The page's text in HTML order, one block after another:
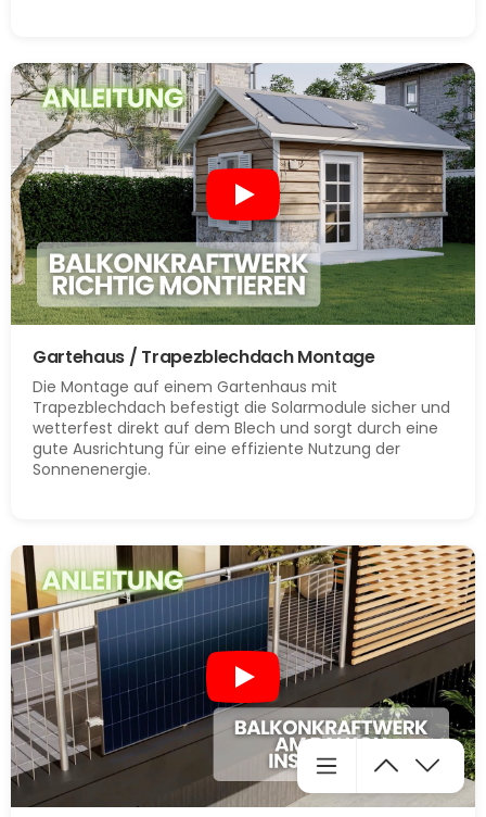
Gartehaus / Trapezblechdach Montage
Die Montage auf einem Gartenhaus mit
Trapezblechdach befestigt die Solarmodule sicher und
wetterfest direkt auf dem Blech und sorgt durch eine
gute Ausrichtung für eine effiziente Nutzung der
Sonnenenergie.